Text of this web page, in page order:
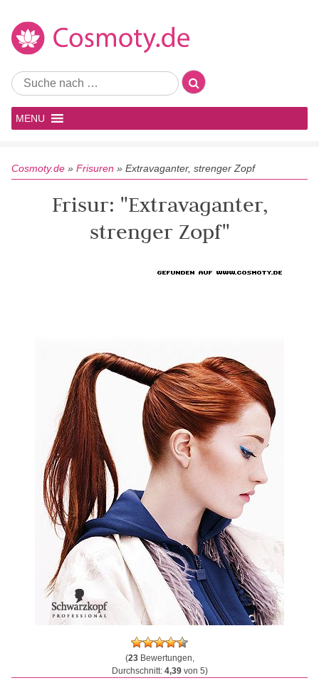
MENU
Cosmoty.de » Frisuren » Extravaganter, strenger Zopf
Frisur: "Extravaganter,
strenger Zopf"
(23Bewertungen,
Durchschnitt: 4,39von 5)